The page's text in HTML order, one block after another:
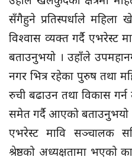
सँगैहुने प्रतिस्पर्धाले महिला
विश्वास व्यक्त गर्दै एभरेस्ट
बताउनुभयो । उहाँले
नगर भित्र रहेका पुरुष तथा
रुची बढाउन तथा विकास
समेत गर्दै आएको बताउनुभयो
एभरेस्ट मावि सञ्चालक
श्रेष्ठको अध्यक्षतामा भएको